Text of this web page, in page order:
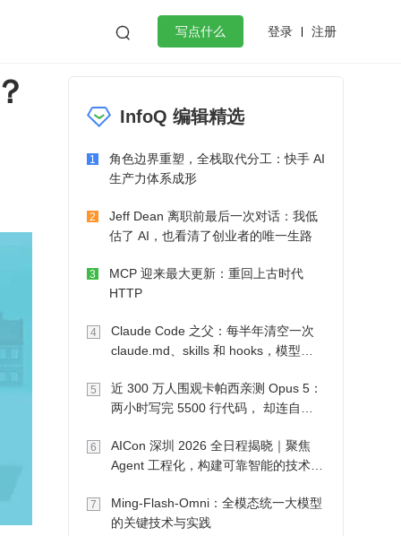
 写点什么 登录 注册
作
微服务架构 flutter
InfoQ 编辑精选
1
角色边界重塑，全栈取代分工：快手 AI
生产力体系成形
2
Jeff Dean 离职前最后一次对话：我低
估了 AI，也看清了创业者的唯一生路
3
MCP 迎来最大更新：重回上古时代
HTTP
4
Claude Code 之父：每半年清空一次
claude.md、skills 和 hooks，模型自
5
近 300 万人围观卡帕西亲测 Opus 5：
两小时写完 5500 行代码， 却连自己
6
AICon 深圳 2026 全日程揭晓｜聚焦
Agent 工程化，构建可靠智能的技术路
7
Ming-Flash-Omni：全模态统一大模型
的关键技术与实践